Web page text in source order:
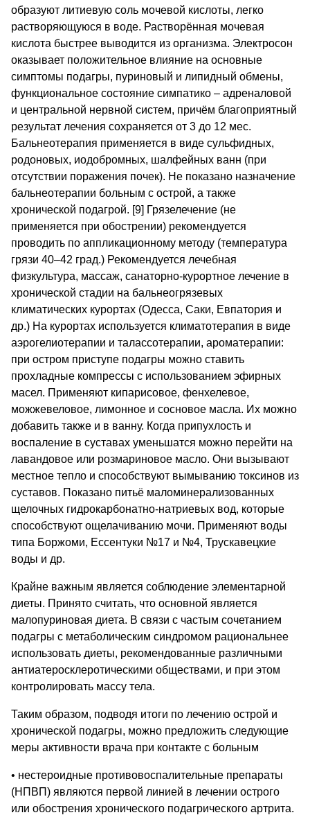
образуют литиевую соль мочевой кислоты, легко
растворяющуюся в воде. Растворённая мочевая
кислота быстрее выводится из организма. Электросон
оказывает положительное влияние на основные
симптомы подагры, пуриновый и липидный обмены,
функциональное состояние симпатико – адреналовой
и центральной нервной систем, причём благоприятный
результат лечения сохраняется от 3 до 12 мес.
Бальнеотерапия применяется в виде сульфидных,
родоновых, иодобромных, шалфейных ванн (при
отсутствии поражения почек). Не показано назначение
бальнеотерапии больным с острой, а также
хронической подагрой. [9] Грязелечение (не
применяется при обострении) рекомендуется
проводить по аппликационному методу (температура
грязи 40–42 град.) Рекомендуется лечебная
физкультура, массаж, санаторно-курортное лечение в
хронической стадии на бальнеогрязевых
климатических курортах (Одесса, Саки, Евпатория и
др.) На курортах используется климатотерапия в виде
аэрогелиотерапии и талассотерапии, ароматерапии:
при остром приступе подагры можно ставить
прохладные компрессы с использованием эфирных
масел. Применяют кипарисовое, фенхелевое,
можжевеловое, лимонное и сосновое масла. Их можно
добавить также и в ванну. Когда припухлость и
воспаление в суставах уменьшатся можно перейти на
лавандовое или розмариновое масло. Они вызывают
местное тепло и способствуют вымыванию токсинов из
суставов. Показано питьё маломинерализованных
щелочных гидрокарбонатно-натриевых вод, которые
способствуют ощелачиванию мочи. Применяют воды
типа Боржоми, Ессентуки №17 и №4, Трускавецкие
воды и др.
Крайне важным является соблюдение элементарной
диеты. Принято считать, что основной является
малопуриновая диета. В связи с частым сочетанием
подагры с метаболическим синдромом рациональнее
использовать диеты, рекомендованные различными
антиатеросклеротическими обществами, и при этом
контролировать массу тела.
Таким образом, подводя итоги по лечению острой и
хронической подагры, можно предложить следующие
меры активности врача при контакте с больным
• нестероидные противовоспалительные препараты
(НПВП) являются первой линией в лечении острого
или обострения хронического подагрического артрита.